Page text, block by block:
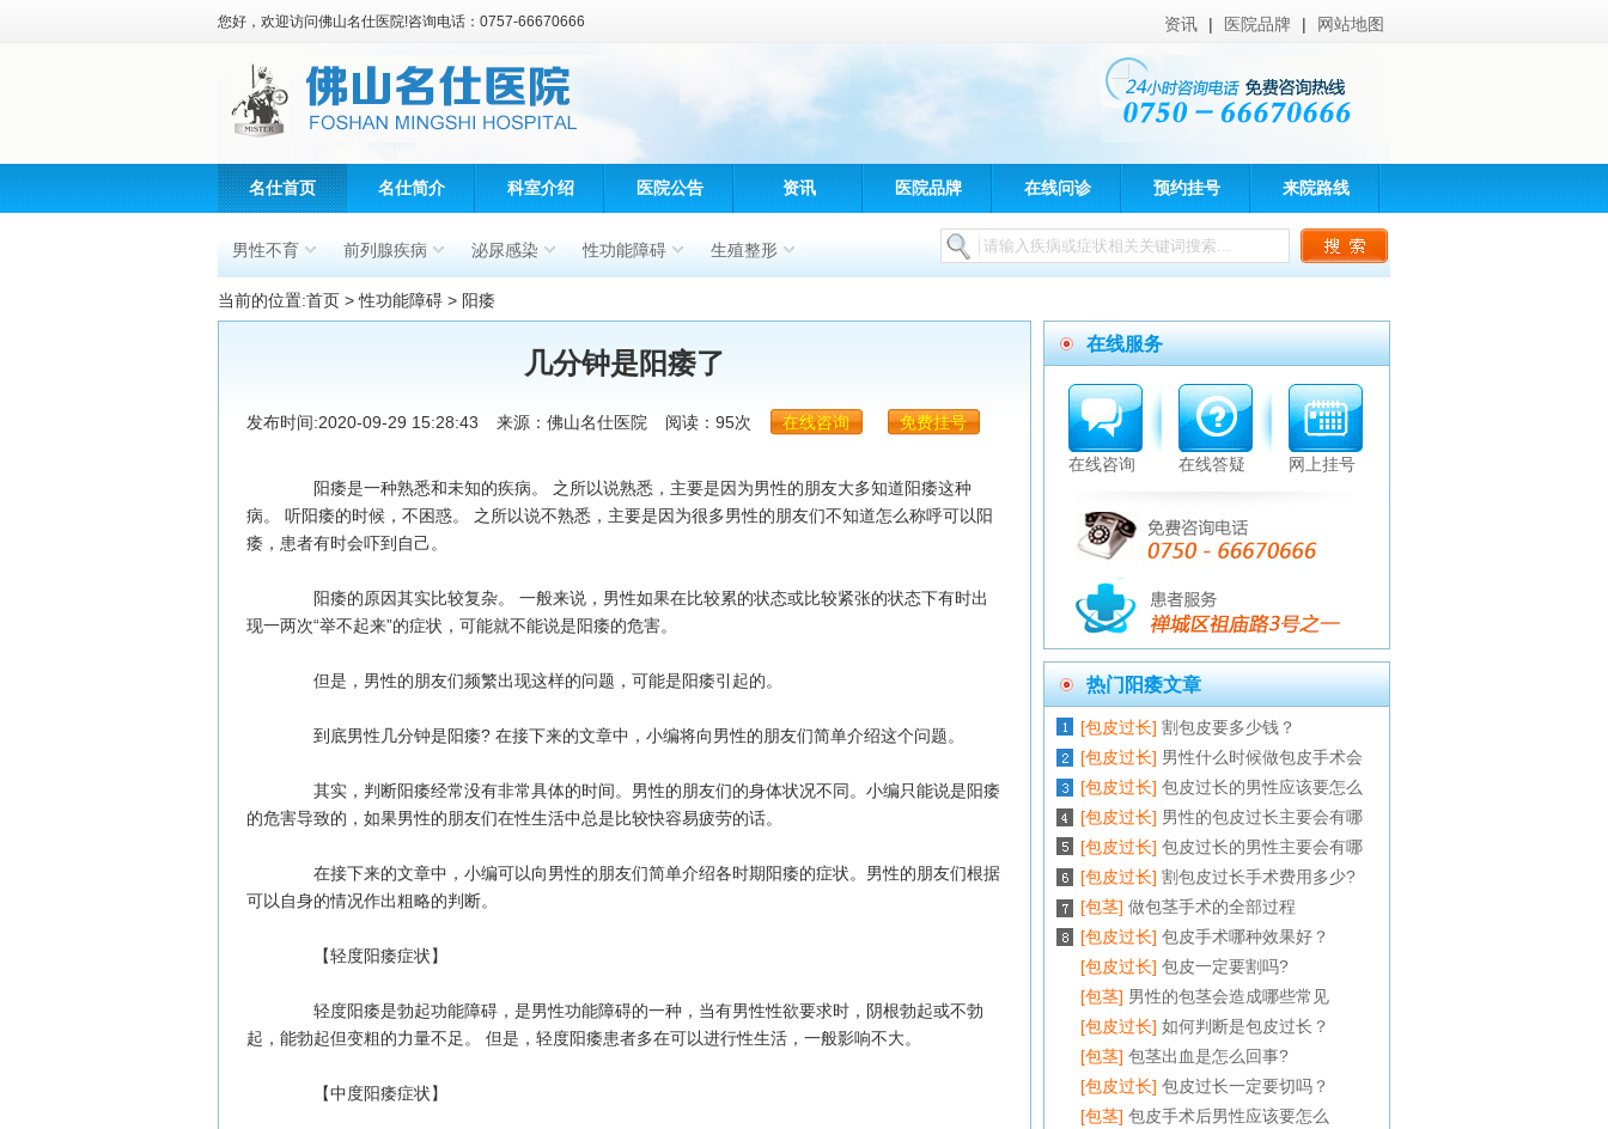
资讯 | 医院品牌 | 网站地图
您好，欢迎访问佛山名仕医院!咨询电话：0757-66670666
名仕首页 名仕简介 科室介绍 医院公告 资讯 医院品牌 在线问诊 预约挂号 来院路线
男性不育 前列腺疾病 泌尿感染 性功能障碍 生殖整形
当前的位置:首页 >性功能障碍 > 阳痿
几分钟是阳痿了
发布时间:2020-09-29 15:28:43 来源：佛山名仕医院 阅读：95次 在线咨询 免费挂号
阳痿是一种熟悉和未知的疾病。 之所以说熟悉，主要是因为男性的朋友大多知道阳痿这种
病。 听阳痿的时候，不困惑。 之所以说不熟悉，主要是因为很多男性的朋友们不知道怎么称呼可以阳
痿，患者有时会吓到自己。
阳痿的原因其实比较复杂。 一般来说，男性如果在比较累的状态或比较紧张的状态下有时出
现一两次“举不起来”的症状，可能就不能说是阳痿的危害。
但是，男性的朋友们频繁出现这样的问题，可能是阳痿引起的。
到底男性几分钟是阳痿? 在接下来的文章中，小编将向男性的朋友们简单介绍这个问题。
其实，判断阳痿经常没有非常具体的时间。男性的朋友们的身体状况不同。小编只能说是阳痿
的危害导致的，如果男性的朋友们在性生活中总是比较快容易疲劳的话。
在接下来的文章中，小编可以向男性的朋友们简单介绍各时期阳痿的症状。男性的朋友们根据
可以自身的情况作出粗略的判断。
【轻度阳痿症状】
轻度阳痿是勃起功能障碍，是男性功能障碍的一种，当有男性性欲要求时，阴根勃起或不勃
起，能勃起但变粗的力量不足。 但是，轻度阳痿患者多在可以进行性生活，一般影响不大。
【中度阳痿症状】
在线服务
在线咨询 在线答疑 网上挂号
热门阳痿文章
[包皮过长] 割包皮要多少钱？
[包皮过长] 男性什么时候做包皮手术会
[包皮过长] 包皮过长的男性应该要怎么
[包皮过长] 男性的包皮过长主要会有哪
[包皮过长] 包皮过长的男性主要会有哪
[包皮过长] 割包皮过长手术费用多少?
[包茎] 做包茎手术的全部过程
[包皮过长] 包皮手术哪种效果好？
[包皮过长] 包皮一定要割吗?
[包茎] 男性的包茎会造成哪些常见
[包皮过长] 如何判断是包皮过长？
[包茎] 包茎出血是怎么回事?
[包皮过长] 包皮过长一定要切吗？
[包茎] 包皮手术后男性应该要怎么